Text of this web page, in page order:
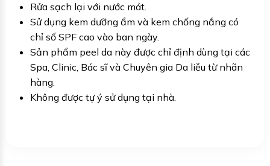
Rửa sạch lại với nước mát.
Sử dụng kem dưỡng ẩm và kem chống nắng có
chỉ số SPF cao vào ban ngày.
Sản phẩm peel da này được chỉ định dùng tại các
Spa, Clinic, Bác sĩ và Chuyên gia Da liễu từ nhãn
hàng.
Không được tự ý sử dụng tại nhà.